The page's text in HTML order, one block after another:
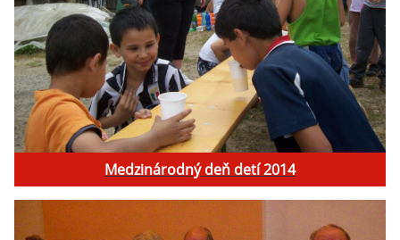
Medzinárodný deň detí 2014